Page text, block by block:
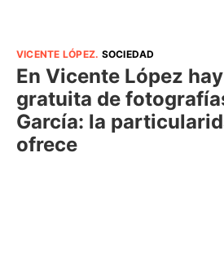
VICENTE LÓPEZ. SOCIEDAD
En Vicente López
gratuita de
García: la
ofrece